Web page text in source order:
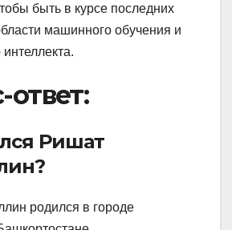
быть в курсе последних
машинного обучения и
интеллекта.
ответ:
Ришат
родился в городе